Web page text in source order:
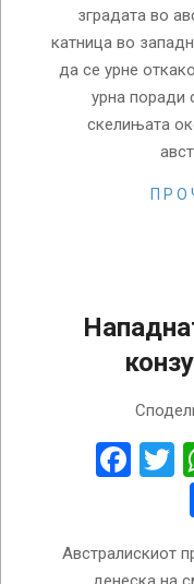
зградата во
катница во
да се урне
урна поради
скелињата
Австралискиот